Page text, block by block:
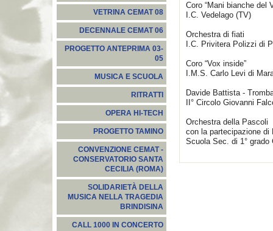
VETRINA CEMAT 08
DECENNALE CEMAT 06
PROGETTO ANTEPRIMA 03-
05
MUSICA E SCUOLA
RITRATTI
OPERA HI-TECH
PROGETTO TAMINO
CONVENZIONE CEMAT -
CONSERVATORIO SANTA
CECILIA (ROMA)
SOLIDARIETÀ DELLA
MUSICA NELLA TRAGEDIA
BRINDISINA
CALL 1000 IN CONCERTO
Coro “Mani bianche del
I.C. Vedelago (TV)
Orchestra di fiati
I.C. Privitera Polizzi di
Coro “Vox inside”
I.M.S. Carlo Levi di
Davide Battista -
II° Circolo Giovanni
Orchestra della Pascoli
con la partecipazione di
Scuola Sec. di 1°